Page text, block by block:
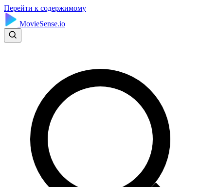
Перейти к содержимому
MovieSense.io